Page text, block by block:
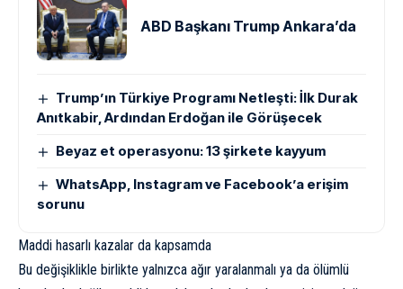
ABD Başkanı Trump Ankara’da
Trump’ın Türkiye Programı Netleşti: İlk Durak
Anıtkabir, Ardından Erdoğan ile Görüşecek
Beyaz et operasyonu: 13 şirkete kayyum
WhatsApp, Instagram ve Facebook’a erişim
sorunu
Maddi hasarlı kazalar da kapsamda
Bu değişiklikle birlikte yalnızca ağır yaralanmalı ya da ölümlü